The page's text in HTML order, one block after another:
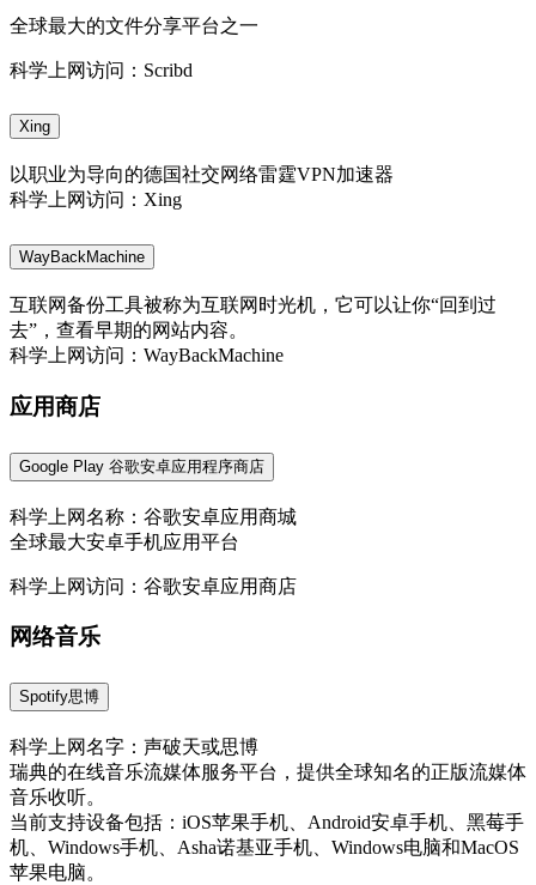
全球最大的文件分享平台之一
科学上网访问：Scribd
Xing
以职业为导向的德国社交网络雷霆VPN加速器
科学上网访问：Xing
WayBackMachine
互联网备份工具被称为互联网时光机，它可以让你“回到过
去”，查看早期的网站内容。
科学上网访问：WayBackMachine
应用商店
Google Play 谷歌安卓应用程序商店
科学上网名称：谷歌安卓应用商城
全球最大安卓手机应用平台
科学上网访问：谷歌安卓应用商店
网络音乐
Spotify思博
科学上网名字：声破天或思博
瑞典的在线音乐流媒体服务平台，提供全球知名的正版流媒体
音乐收听。
当前支持设备包括：iOS苹果手机、Android安卓手机、黑莓手
机、Windows手机、Asha诺基亚手机、Windows电脑和MacOS
苹果电脑。